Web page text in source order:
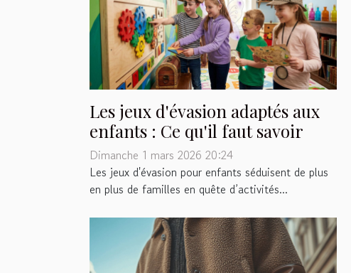
Les jeux d'évasion adaptés aux
enfants : Ce qu'il faut savoir
Dimanche 1 mars 2026 20:24
Les jeux d'évasion pour enfants séduisent de plus
en plus de familles en quête d’activités...